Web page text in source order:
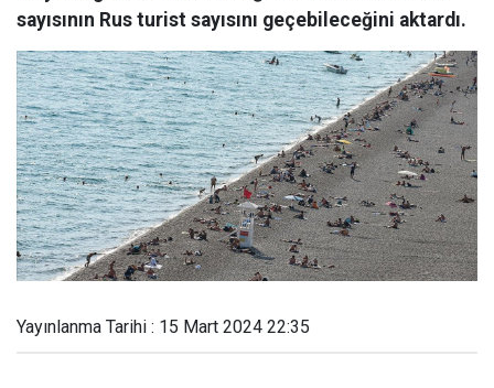
sayısının Rus turist sayısını geçebileceğini aktardı.
Yayınlanma Tarihi : 15 Mart 2024 22:35